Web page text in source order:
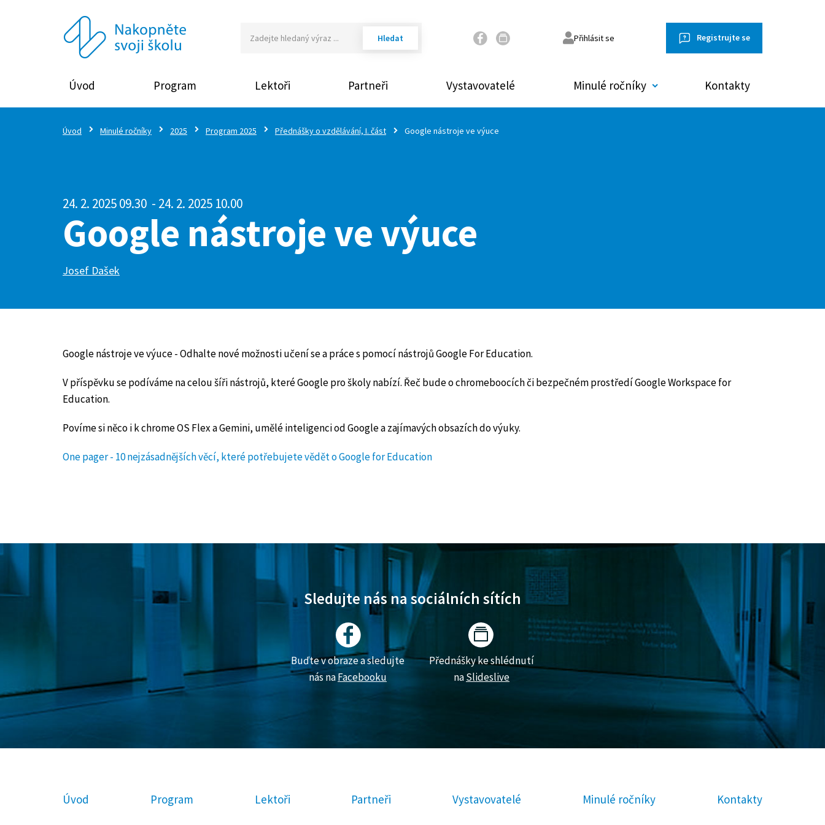
Přihlásit se Registrujte se
Úvod Program Lektoři Partneři Vystavovatelé Minulé ročníky Kontakty
Úvod Minulé ročníky 2025 Program 2025 Přednášky o vzdělávání, I. část Google nástroje ve výuce
24. 2. 2025 09.30 - 24. 2. 2025 10.00
Google nástroje ve výuce
Josef Dašek
Google nástroje ve výuce - Odhalte nové možnosti učení se a práce s pomocí nástrojů Google For Education.
V příspěvku se podíváme na celou šíři nástrojů, které Google pro školy nabízí. Řeč bude o chromeboocích či bezpečném prostředí Google Workspace for
Education.
Povíme si něco i k chrome OS Flex a Gemini, umělé inteligenci od Google a zajímavých obsazích do výuky.
One pager - 10 nejzásadnějších věcí, které potřebujete vědět o Google for Education
Sledujte nás na sociálních sítích
Buďte v obraze a sledujte
nás naFacebooku
Přednášky ke shlédnutí
naSlideslive
Úvod Program Lektoři Partneři Vystavovatelé Minulé ročníky Kontakty